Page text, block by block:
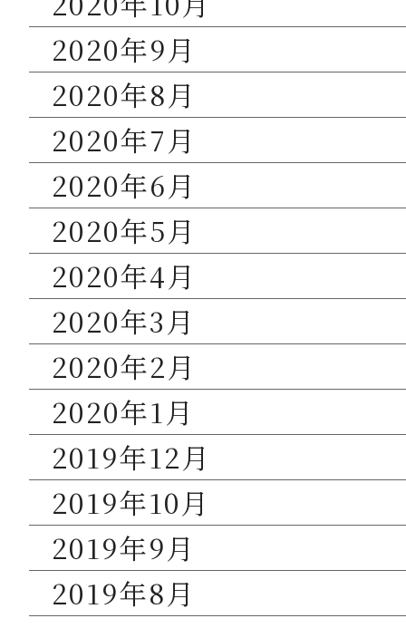
2020年9月
2020年8月
2020年7月
2020年6月
2020年5月
2020年4月
2020年3月
2020年2月
2020年1月
2019年12月
2019年10月
2019年9月
2019年8月